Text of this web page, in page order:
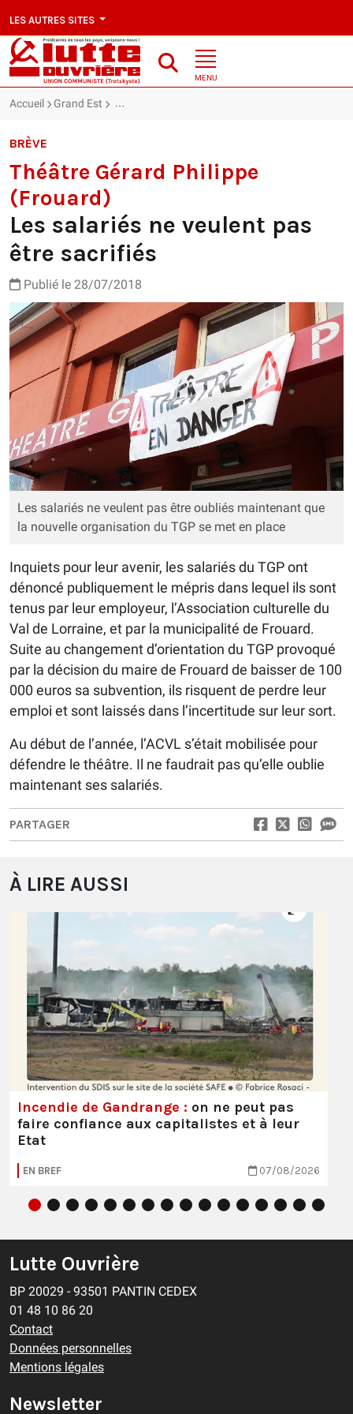
LES AUTRES SITES
MENU
Accueil Grand Est Théâtre Gérard Philippe (Frouard) : Les salariés
BRÈVE
Théâtre Gérard Philippe
(Frouard)
Les salariés ne veulent pas
être sacrifiés
Publié le 28/07/2018
Les salariés ne veulent pas être oubliés maintenant que
la nouvelle organisation du TGP se met en place
Inquiets pour leur avenir, les salariés du TGP ont
dénoncé publiquement le mépris dans lequel ils sont
tenus par leur employeur, l’Association culturelle du
Val de Lorraine, et par la municipalité de Frouard.
Suite au changement d’orientation du TGP provoqué
par la décision du maire de Frouard de baisser de 100
000 euros sa subvention, ils risquent de perdre leur
emploi et sont laissés dans l’incertitude sur leur sort.
Au début de l’année, l’ACVL s’était mobilisée pour
défendre le théâtre. Il ne faudrait pas qu’elle oublie
maintenant ses salariés.
PARTAGER
À LIRE AUSSI
Incendie de Gandrange : on ne peut pas
faire confiance aux capitalistes et à leur
Etat
EN BREF 07/08/2026
Lutte Ouvrière
BP 20029 - 93501 PANTIN CEDEX
01 48 10 86 20
Contact
Données personnelles
Mentions légales
Newsletter